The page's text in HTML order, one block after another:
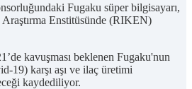
Fugaku süper bilgisayarı,
Enstitüsünde (RIKEN)
kavuşması beklenen Fugaku'nun
19) karşı aşı ve ilaç üretimi
kaydediliyor.